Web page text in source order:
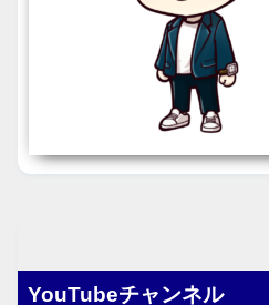
YouTubeチャンネル